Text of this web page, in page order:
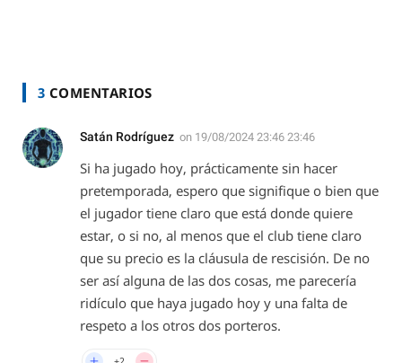
3 COMENTARIOS
Satán Rodríguez on 19/08/2024 23:46 23:46
Si ha jugado hoy, prácticamente sin hacer
pretemporada, espero que signifique o bien que
el jugador tiene claro que está donde quiere
estar, o si no, al menos que el club tiene claro
que su precio es la cláusula de rescisión. De no
ser así alguna de las dos cosas, me parecería
ridículo que haya jugado hoy y una falta de
respeto a los otros dos porteros.